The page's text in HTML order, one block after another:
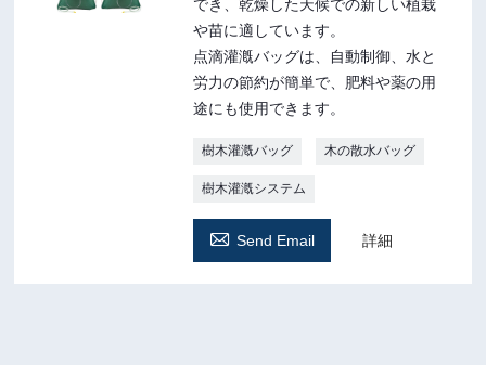
でき、乾燥した天候での新しい植栽
や苗に適しています。
点滴灌漑バッグは、自動制御、水と
労力の節約が簡単で、肥料や薬の用
途にも使用できます。
樹木灌漑バッグ 木の散水バッグ
樹木灌漑システム
 Send Email 詳細